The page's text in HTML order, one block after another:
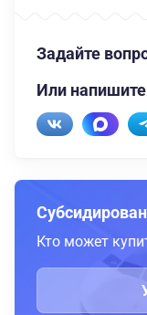
Задайте
Или
Кто может